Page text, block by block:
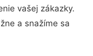
vašej zákazky.
a snažíme sa